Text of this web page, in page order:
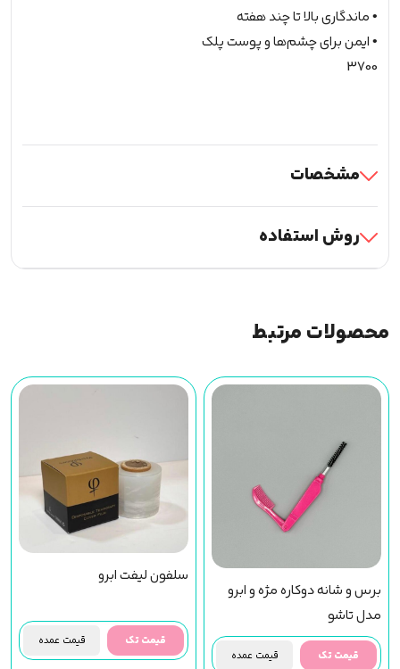
• ماندگاری بالا تا چند هفته
• ایمن برای چشم‌ها و پوست پلک
3700
مشخصات
روش استفاده
محصولات مرتبط
برس و شانه دوکاره مژه و ابرو
مدل تاشو
قیمت تک قیمت عمده
سلفون لیفت ابرو
قیمت تک قیمت عمده